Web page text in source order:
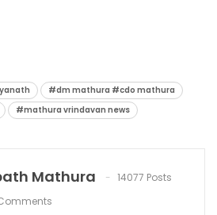
#dm mathura #cdo mathura
#mathura vrindavan news
Mathura
14077 Posts